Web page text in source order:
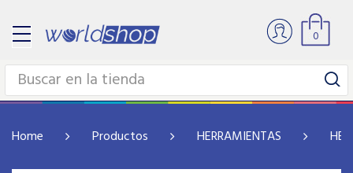
0
Home Productos HERRAMIENTAS